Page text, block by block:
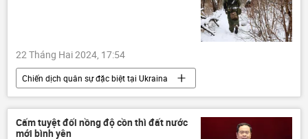
22 Tháng Hai 2024, 17:54
Chiến dịch quân sự đặc biệt tại Ukraina
Nga
Cuộc khủng hoảng ở Ukraina
Ukraina
Donetsk
Thế giới
Cấm tuyệt đối nồng độ cồn thì đất nước
mới bình yên